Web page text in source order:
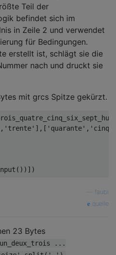
Teil der
befindet sich im
in Zeile 2 und verwendet
für Bedingungen.
erstellt ist, schlägt sie die
nach und druckt sie
mit grcs Spitze gekürzt.
faubi
quelle
23 Bytes
...